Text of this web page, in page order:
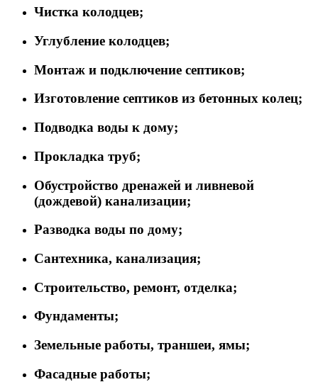
Чистка колодцев;
Углубление колодцев;
Монтаж и подключение септиков;
Изготовление септиков из бетонных колец;
Подводка воды к дому;
Прокладка труб;
Обустройство дренажей и ливневой
(дождевой) канализации;
Разводка воды по дому;
Сантехника, канализация;
Строительство, ремонт, отделка;
Фундаменты;
Земельные работы, траншеи, ямы;
Фасадные работы;